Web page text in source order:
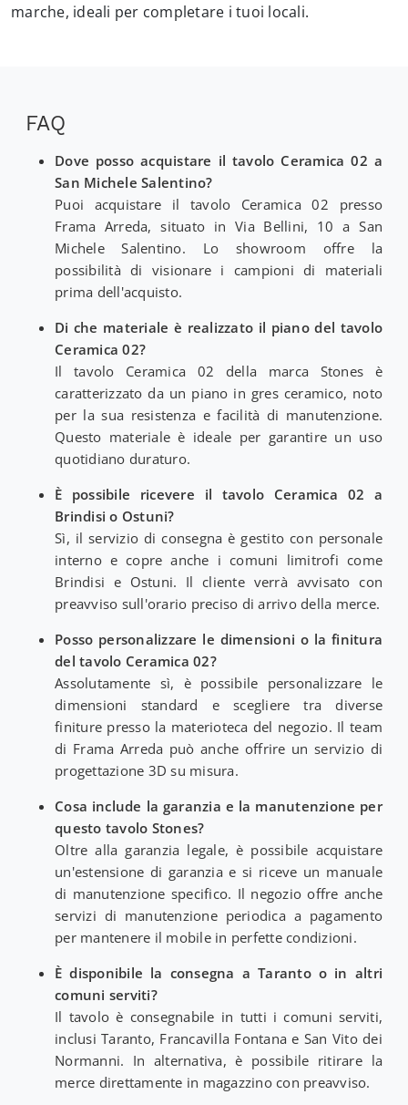
marche, ideali per completare i tuoi locali.
FAQ
Dove posso acquistare il tavolo Ceramica 02 a
San Michele Salentino?
Puoi acquistare il tavolo Ceramica 02 presso
Frama Arreda, situato in Via Bellini, 10 a San
Michele Salentino. Lo showroom offre la
possibilità di visionare i campioni di materiali
prima dell'acquisto.
Di che materiale è realizzato il piano del tavolo
Ceramica 02?
Il tavolo Ceramica 02 della marca Stones è
caratterizzato da un piano in gres ceramico, noto
per la sua resistenza e facilità di manutenzione.
Questo materiale è ideale per garantire un uso
quotidiano duraturo.
È possibile ricevere il tavolo Ceramica 02 a
Brindisi o Ostuni?
Sì, il servizio di consegna è gestito con personale
interno e copre anche i comuni limitrofi come
Brindisi e Ostuni. Il cliente verrà avvisato con
preavviso sull'orario preciso di arrivo della merce.
Posso personalizzare le dimensioni o la finitura
del tavolo Ceramica 02?
Assolutamente sì, è possibile personalizzare le
dimensioni standard e scegliere tra diverse
finiture presso la materioteca del negozio. Il team
di Frama Arreda può anche offrire un servizio di
progettazione 3D su misura.
Cosa include la garanzia e la manutenzione per
questo tavolo Stones?
Oltre alla garanzia legale, è possibile acquistare
un'estensione di garanzia e si riceve un manuale
di manutenzione specifico. Il negozio offre anche
servizi di manutenzione periodica a pagamento
per mantenere il mobile in perfette condizioni.
È disponibile la consegna a Taranto o in altri
comuni serviti?
Il tavolo è consegnabile in tutti i comuni serviti,
inclusi Taranto, Francavilla Fontana e San Vito dei
Normanni. In alternativa, è possibile ritirare la
merce direttamente in magazzino con preavviso.